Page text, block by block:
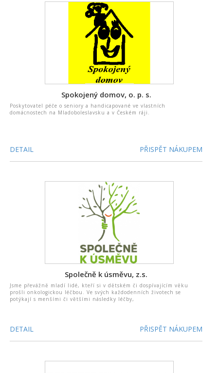
Spokojený domov, o. p. s.
Poskytovatel péče o seniory a handicapované ve vlastních
domácnostech na Mladoboleslavsku a v Českém ráji.
DETAIL PŘISPĚT NÁKUPEM
Společně k úsměvu, z.s.
Jsme převážně mladí lidé, kteří si v dětském či dospívajícím věku
prošli onkologickou léčbou. Ve svých každodenních životech se
potýkají s menšími či většími následky léčby,
DETAIL PŘISPĚT NÁKUPEM